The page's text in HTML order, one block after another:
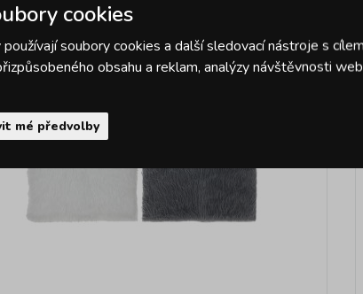
cookies
soubory cookies a další sledovací nástroje s
obsahu a reklam, analýzy návštěvnosti
mé předvolby